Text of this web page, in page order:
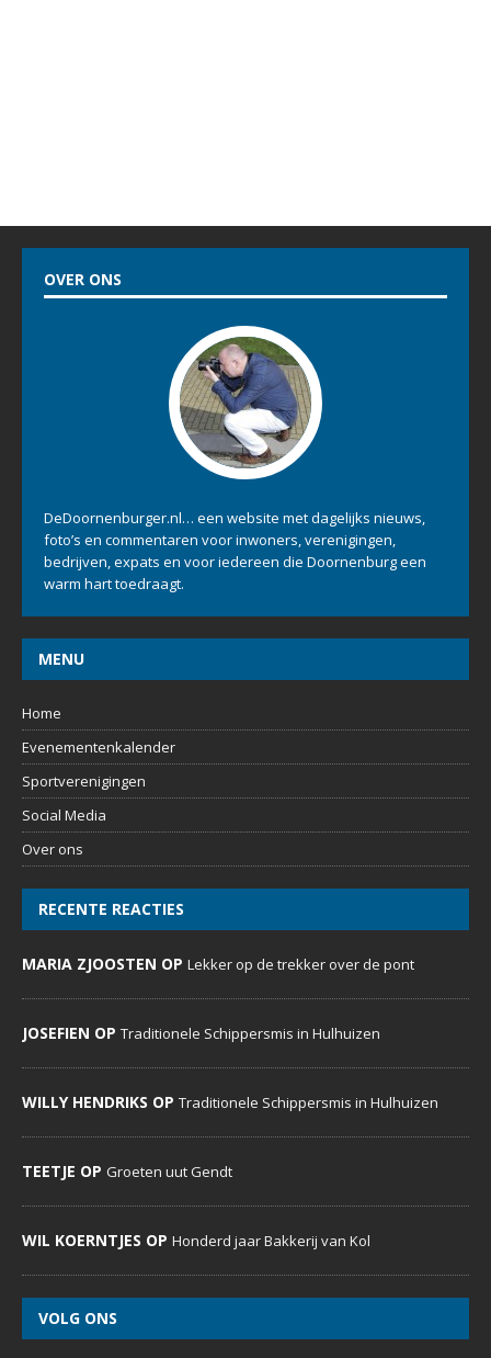
OVER ONS
DeDoornenburger.nl… een website met dagelijks nieuws,
foto’s en commentaren voor inwoners, verenigingen,
bedrijven, expats en voor iedereen die Doornenburg een
warm hart toedraagt.
MENU
Home
Evenementenkalender
Sportverenigingen
Social Media
Over ons
RECENTE REACTIES
MARIA ZJOOSTEN OP Lekker op de trekker over de pont
JOSEFIEN OP Traditionele Schippersmis in Hulhuizen
WILLY HENDRIKS OP Traditionele Schippersmis in Hulhuizen
TEETJE OP Groeten uut Gendt
WIL KOERNTJES OP Honderd jaar Bakkerij van Kol
VOLG ONS